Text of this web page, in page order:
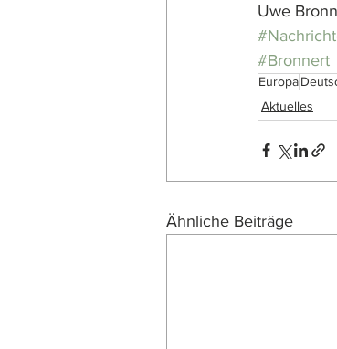
Uwe
#Bronnert
Europa
Aktuelles
Ähnliche Beiträge